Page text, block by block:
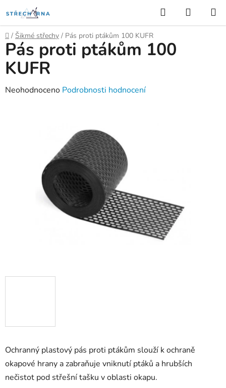
na
obsah
Hledat
KOŠÍK
Domů
/ Šikmé střechy / Pás proti ptákům 100 KUFR
Ochranný plastový pás proti ptákům slouží k ochraně
okapové hrany a zabraňuje vniknutí ptáků a hrubších
nečistot pod střešní tašku v oblasti okapu.
Pás proti ptákům 100
KUFR
Průměrné
hvězdiček.
Neohodnoceno Podrobnosti hodnocení